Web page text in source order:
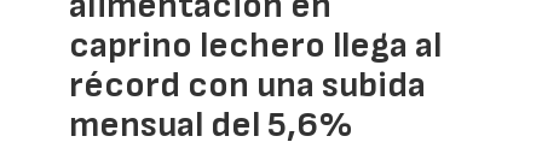
caprino lechero llega al
récord con una subida
mensual del 5,6%